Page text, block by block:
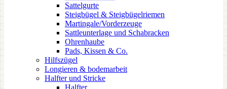
Sattelgurte
Steigbügel & Steigbügelriemen
Martingale/Vorderzeuge
Sattleunterlage und Schabracken
Ohrenhaube
Pads, Kissen & Co.
Hilfszügel
Longieren & bodemarbeit
Halfter und Stricke
Halfter